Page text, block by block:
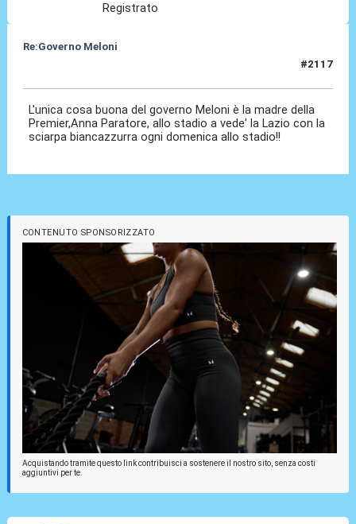
Registrato
Re:Governo Meloni
#2117
L'unica cosa buona del governo Meloni è la madre della
Premier,Anna Paratore, allo stadio a vede' la Lazio con la
sciarpa biancazzurra ogni domenica allo stadio!!
CONTENUTO SPONSORIZZATO
Acquistando tramite questo link contribuisci a sostenere il nostro sito, senza costi
aggiuntivi per te.